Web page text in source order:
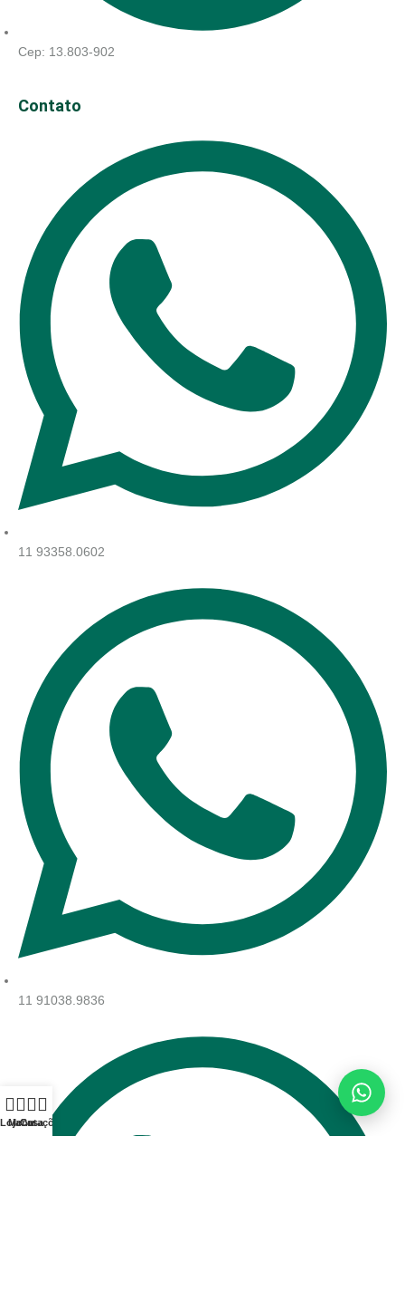
Cep: 13.803-902
Contato
11 93358.0602
11 91038.9836
Loja
Menu
Casa
Cotações